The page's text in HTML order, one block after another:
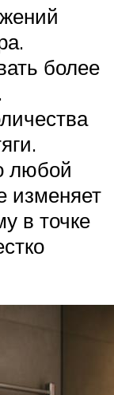
более
любой
изменяет
в точке